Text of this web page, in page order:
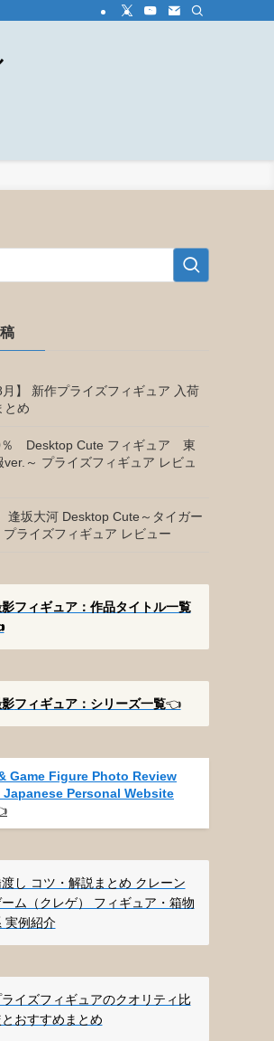
月】 新作プライズフィギュア 入荷
とめ
％ Desktop Cute フィギュア 東
ver.～ プライズフィギュア レビュ
逢坂大河 Desktop Cute～タイガー
プライズフィギュア レビュー
フィギュア：作品タイトル一覧
フィギュア：シリーズ一覧👈️
Game Figure Photo Review
Japanese Personal Website
し コツ・解説まとめ クレーン
ム（クレゲ） フィギュア・箱物
実例紹介
ライズフィギュアのクオリティ比
おすすめまとめ